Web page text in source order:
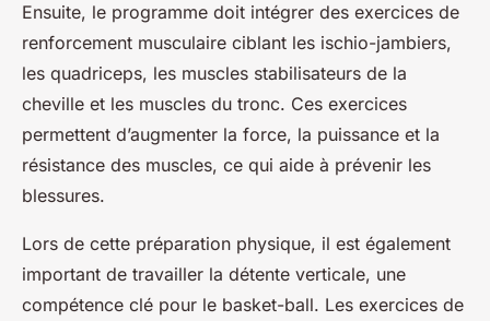
Ensuite, le programme doit intégrer des exercices de
renforcement musculaire ciblant les ischio-jambiers,
les quadriceps, les muscles stabilisateurs de la
cheville et les muscles du tronc. Ces exercices
permettent d’augmenter la force, la puissance et la
résistance des muscles, ce qui aide à prévenir les
blessures.
Lors de cette préparation physique, il est également
important de travailler la détente verticale, une
compétence clé pour le basket-ball. Les exercices de